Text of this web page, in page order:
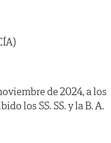
de 2024, a los
los SS. SS. y la B. A.